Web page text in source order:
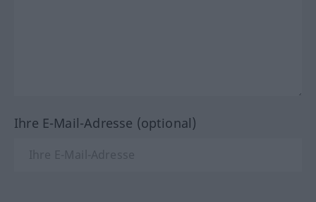
Ihre E-Mail-Adresse (optional)